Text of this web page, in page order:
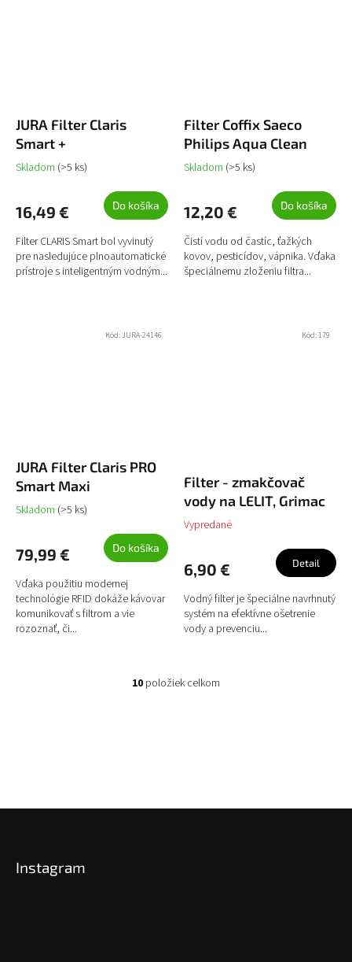
JURA Filter Claris
Smart +
Skladom (>5 ks)
16,49 € Do košíka
Filter CLARIS Smart bol vyvinutý
pre nasledujúce plnoautomatické
prístroje s inteligentným vodným...
Filter Coffix Saeco
Philips Aqua Clean
Skladom (>5 ks)
12,20 € Do košíka
Čistí vodu od častíc, ťažkých
kovov, pesticídov, vápnika. Vďaka
špeciálnemu zloženiu filtra...
JURA Filter Claris PRO
Smart Maxi
Skladom (>5 ks)
79,99 € Do košíka
Vďaka použitiu modernej
technológie RFID dokáže kávovar
komunikovať s filtrom a vie
rozoznať, či...
Kód:JURA-24146
Filter - zmakčovač
vody na LELIT, Grimac
Vypredané
6,90 € Detail
Vodný filter je špeciálne navrhnutý
systém na efektívne ošetrenie
vody a prevenciu...
Kód: 179
O
e
10 položiek celkom
Instagram